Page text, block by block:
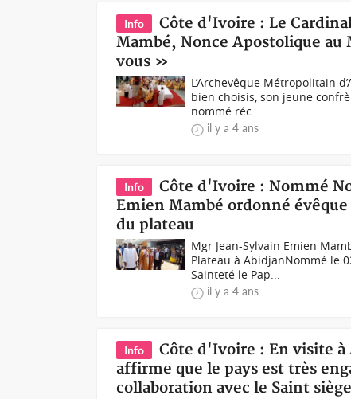
Info
Côte d'Ivoire : Le
Mambé, Nonce Apostolique au
vous »
L’Archevêque Métropolitain
bien choisis, son jeune
nommé réc...
il y a 4 ans
Info
Côte d'Ivoire : Nommé
Emien Mambé ordonné
du plateau
Mgr Jean-Sylvain Emien
Plateau à AbidjanNommé le
Sainteté le Pap...
il y a 4 ans
Info
Côte d'Ivoire : En visite
affirme que le pays est très
collaboration avec le Saint siège